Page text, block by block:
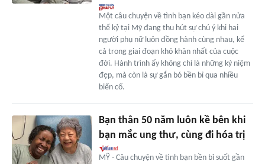
Một câu chuyện về tình bạn kéo dài gần nửa
thế kỷ tại Mỹ đang thu hút sự chú ý khi hai
người phụ nữ luôn đồng hành cùng nhau, kể
cả trong giai đoạn khó khăn nhất của cuộc
đời. Hành trình ấy không chỉ là những kỷ niệm
đẹp, mà còn là sự gắn bó bền bỉ qua nhiều
biến cố.
Bạn thân 50 năm luôn kề bên khi
bạn mắc ung thư, cùng đi hóa trị
MỸ - Câu chuyện về tình bạn bền bỉ suốt gần